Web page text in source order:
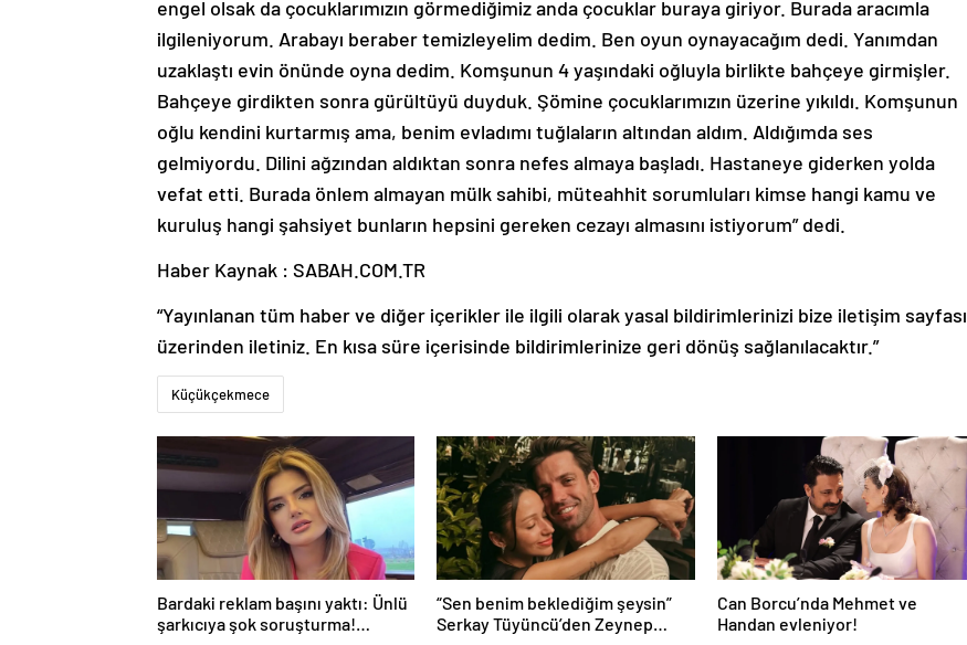
engel olsak da çocuklarımızın görmediğimiz anda çocuklar buraya giriyor. Burada aracımla
ilgileniyorum. Arabayı beraber temizleyelim dedim. Ben oyun oynayacağım dedi. Yanımdan
uzaklaştı evin önünde oyna dedim. Komşunun 4 yaşındaki oğluyla birlikte bahçeye girmişler.
Bahçeye girdikten sonra gürültüyü duyduk. Şömine çocuklarımızın üzerine yıkıldı. Komşunun
oğlu kendini kurtarmış ama, benim evladımı tuğlaların altından aldım. Aldığımda ses
gelmiyordu. Dilini ağzından aldıktan sonra nefes almaya başladı. Hastaneye giderken yolda
vefat etti. Burada önlem almayan mülk sahibi, müteahhit sorumluları kimse hangi kamu ve
kuruluş hangi şahsiyet bunların hepsini gereken cezayı almasını istiyorum” dedi.
Haber Kaynak : SABAH.COM.TR
“Yayınlanan tüm haber ve diğer içerikler ile ilgili olarak yasal bildirimlerinizi bize iletişim sayfası
üzerinden iletiniz. En kısa süre içerisinde bildirimlerinize geri dönüş sağlanılacaktır.”
Küçükçekmece
Bardaki reklam başını yaktı: Ünlü
şarkıcıya şok soruşturma!
“Sen benim beklediğim şeysin”
Serkay Tüyüncü’den Zeynep
Can Borcu’nda Mehmet ve
Handan evleniyor!